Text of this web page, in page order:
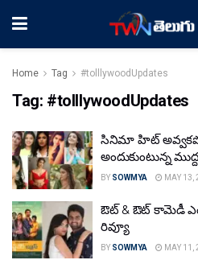
Home Tag #tolllywoodUpdates
Tag: #tolllywoodUpdates
సినిమా హిట్
అందుకుంటున్న
BY SOWMYA MAY 13,
ఔట్ & ఔట్ కామెడీ
రివ్యూ
BY SOWMYA MAY 11,